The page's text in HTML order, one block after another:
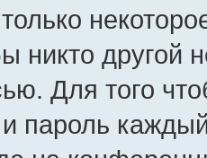
никто другой
Для того
и пароль